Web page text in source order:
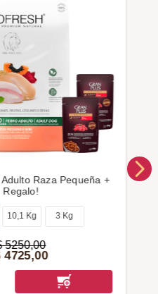
Raza Pequeña +
Regalo!
10,1 Kg 3 Kg
5250,00
4725,00